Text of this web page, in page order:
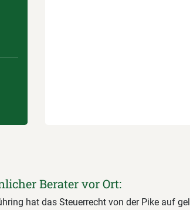
Berater vor Ort:
hat das Steuerrecht von der Pike auf